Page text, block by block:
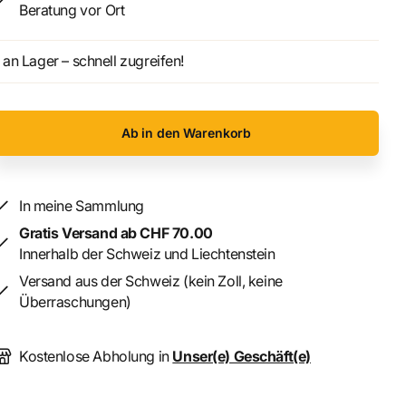
Beratung vor Ort
an Lager – schnell zugreifen!
Ab in den Warenkorb
In meine Sammlung
Gratis Versand ab CHF 70.00
Innerhalb der Schweiz und Liechtenstein
Versand aus der Schweiz (kein Zoll, keine
Überraschungen)
Kostenlose Abholung in Unser(e) Geschäft(e)